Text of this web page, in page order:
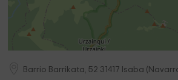
Barrio Barrikata, 52 31417 Isaba (